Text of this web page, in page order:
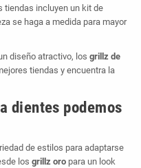
tiendas incluyen un kit de
se haga a medida para mayor
diseño atractivo, los grillz de
tiendas y encuentra la
dientes podemos
de estilos para adaptarse
los grillz oro para un look